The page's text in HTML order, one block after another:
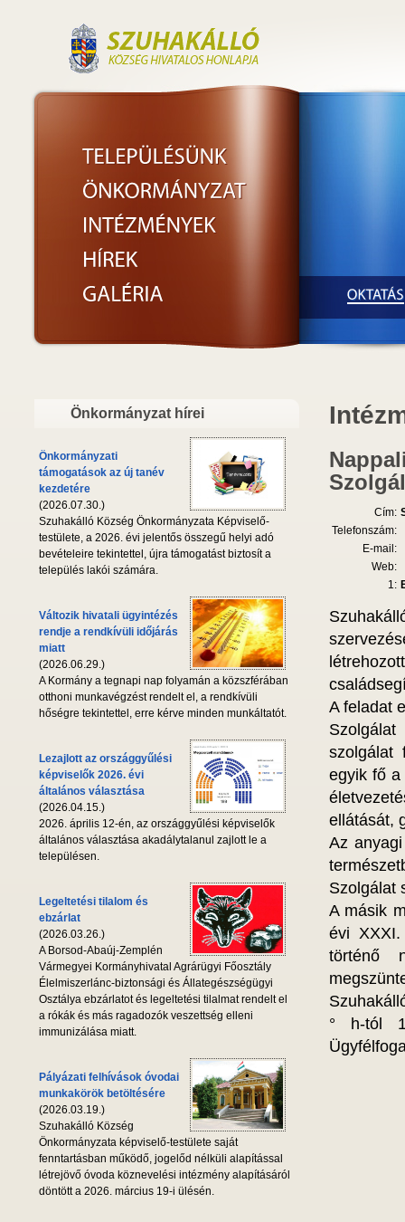
Önkormányzat hírei
Önkormányzati
támogatások az új tanév
kezdetére
(2026.07.30.)
Szuhakálló Község Önkormányzata Képviselő-
testülete, a 2026. évi jelentős összegű helyi adó
bevételeire tekintettel, újra támogatást biztosít a
település lakói számára.
Változik hivatali ügyintézés
rendje a rendkívüli időjárás
miatt
(2026.06.29.)
A Kormány a tegnapi nap folyamán a közszférában
otthoni munkavégzést rendelt el, a rendkívüli
hőségre tekintettel, erre kérve minden munkáltatót.
Lezajlott az országgyűlési
képviselők 2026. évi
általános választása
(2026.04.15.)
2026. április 12-én, az országgyűlési képviselők
általános választása akadálytalanul zajlott le a
településen.
Legeltetési tilalom és
ebzárlat
(2026.03.26.)
A Borsod-Abaúj-Zemplén
Vármegyei Kormányhivatal Agrárügyi Főosztály
Élelmiszerlánc-biztonsági és Állategészségügyi
Osztálya ebzárlatot és legeltetési tilalmat rendelt el
a rókák és más ragadozók veszettség elleni
immunizálása miatt.
Pályázati felhívások óvodai
munkakörök betöltésére
(2026.03.19.)
Szuhakálló Község
Önkormányzata képviselő-testülete saját
fenntartásban működő, jogelőd nélküli alapítással
létrejövő óvoda köznevelési intézmény alapításáról
döntött a 2026. március 19-i ülésén.
Cím:
Telefonszám:
E-mail:
Web:
1:
A feladat
szolgálat
egyik fő a
ellátását,
Az
Szolgálat
A másik
évi
történő
° h-tól